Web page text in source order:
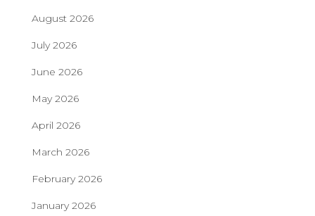
August 2026
July 2026
June 2026
May 2026
April 2026
March 2026
February 2026
January 2026